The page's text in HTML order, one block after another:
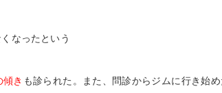
なったという
傾き も診られた。また、問診からジムに行き始